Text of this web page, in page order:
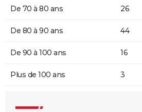
De 70 à 80 ans 26
De 80 à 90 ans 44
De 90 à 100 ans 16
Plus de 100 ans 3